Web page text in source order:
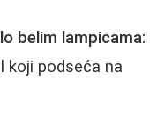
belim lampicama:
koji podseća na